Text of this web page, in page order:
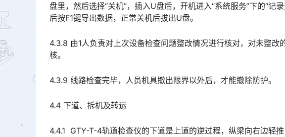
盘里，然后选择“关机”，插入U盘后，开机进入“系统服务”下的“记
后按F1键导出数据，正常关机后拔出U盘。󠅅󠅃󠄵󠅂󠄪󠇖󠆨󠆨󠇕󠆞󠆒󠅬󠇘󠆭󠆘󠇙󠆝󠅵󠇗󠆭󠆁󠄐󠇗󠅹󠅸󠇖󠆍󠅳󠇖󠅹󠅰󠇖󠆌󠅹
4.3.8 由1人负责对上次设备检查问题整改情况进行核对，对未整
核。
4.3.9 线路检查完毕，人员机具撤出限界以外后，才能撤除防护。
4.4 下道、拆机及转运
4.4.1 GTY-T-4轨道检查仪的下道是上道的逆过程，纵梁向右边轻